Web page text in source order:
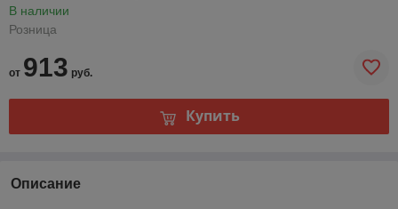
В наличии
Розница
от 913 руб.
Купить
Описание